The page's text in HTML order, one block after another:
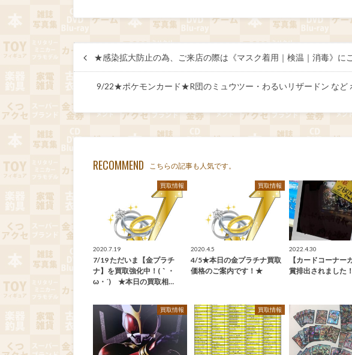
★感染拡大防止の為、ご来店の際は《マスク着用｜検温｜消毒》に
9/22★ポケモンカード★R団のミュウツー・わるいリザードン など
RECOMMEND こちらの記事も人気です。
買取情報
2020.7.19
7/19 ただいま【金プラチ
ナ】を買取強化中！(｀・
ω・´)ゞ★本日の買取相…
買取情報
2020.4.5
4/5★本日の金プラチナ買取
価格のご案内です！★
2022.4.30
【カードコーナー
賞排出されました！
買取情報 買取情報